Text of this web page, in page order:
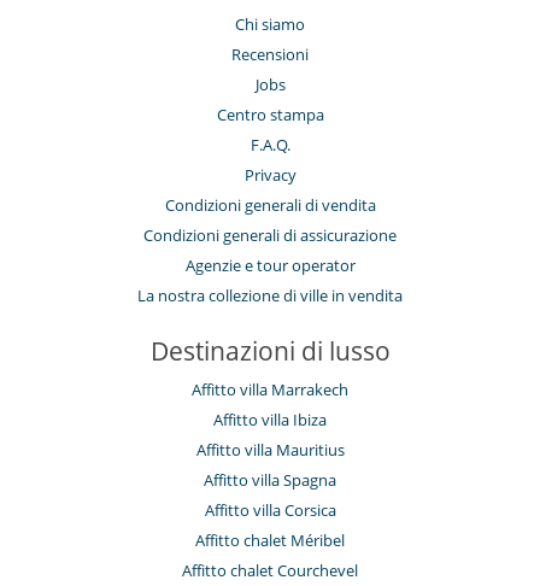
Chi siamo
Recensioni
Jobs
Centro stampa
F.A.Q.
Privacy
Condizioni generali di vendita
Condizioni generali di assicurazione
Agenzie e tour operator
La nostra collezione di ville in vendita
Destinazioni di lusso
Affitto villa Marrakech
Affitto villa Ibiza
Affitto villa Mauritius
Affitto villa Spagna
Affitto villa Corsica
Affitto chalet Méribel
Affitto chalet Courchevel